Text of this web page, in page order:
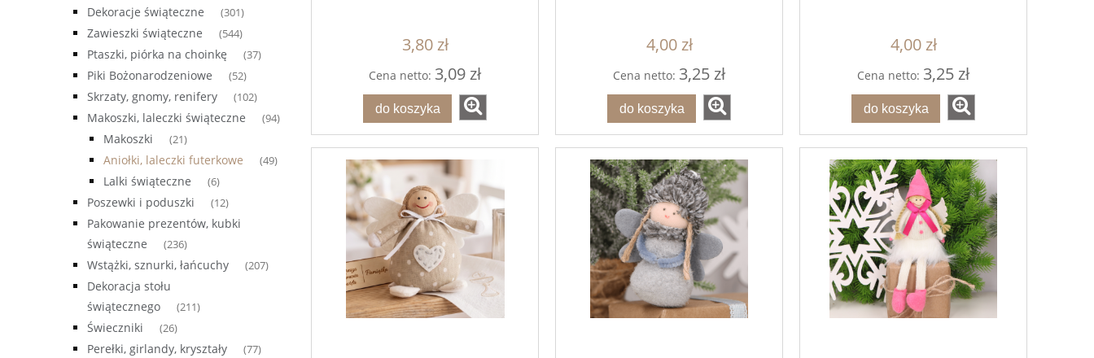
Dekoracje świąteczne (301)
Zawieszki świąteczne (544)
Ptaszki, piórka na choinkę (37)
Piki Bożonarodzeniowe (52)
Skrzaty, gnomy, renifery (102)
Makoszki, laleczki świąteczne (94)
Makoszki (21)
Aniołki, laleczki futerkowe (49)
Lalki świąteczne (6)
Poszewki i poduszki (12)
Pakowanie prezentów, kubki
świąteczne
(236)
Wstążki, sznurki, łańcuchy (207)
Dekoracja stołu
świątecznego
(211)
Świeczniki (26)
Perełki, girlandy, kryształy (77)
3,80 zł
Cena netto: 3,09 zł
do koszyka
4,00 zł
Cena netto: 3,25 zł
do koszyka
4,00 zł
Cena netto: 3,25 zł
do koszyka